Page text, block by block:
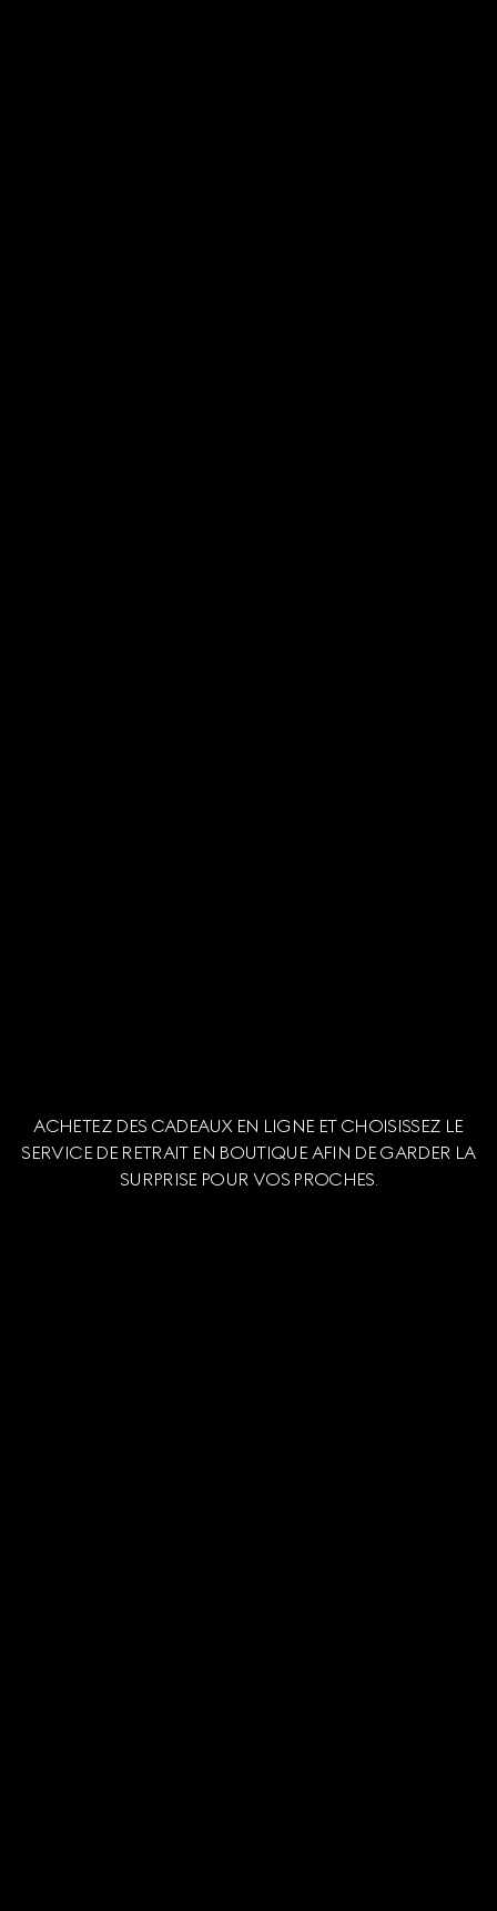
ACHETEZ DES CADEAUX EN LIGNE ET CHOISISSEZ LE
SERVICE DE RETRAIT EN BOUTIQUE AFIN DE GARDER LA
SURPRISE POUR VOS PROCHES.